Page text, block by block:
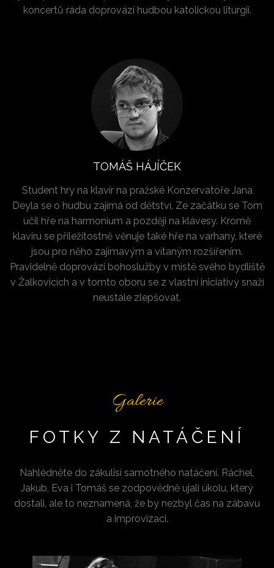
koncertů ráda doprovází hudbou katolickou liturgii.
TOMÁŠ HÁJÍČEK
Student hry na klavír na pražské Konzervatoře Jana
Deyla se o hudbu zajímá od dětství. Ze začátku se Tom
učil hře na harmonium a později na klávesy. Kromě
klavíru se příležitostně věnuje také hře na varhany, které
jsou pro něho zajímavým a vítaným rozšířením.
Pravidelně doprovází bohoslužby v místě svého bydliště
v Žalkovicích a v tomto oboru se z vlastní iniciativy snaží
neustále zlepšovat.
Galerie
FOTKY Z NATÁČENÍ
Nahlédněte do zákulisí samotného natáčení. Ráchel,
Jakub, Eva i Tomáš se zodpovědně ujali úkolu, který
dostali, ale to neznamená, že by nezbyl čas na zábavu
a improvizaci.